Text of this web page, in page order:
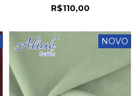
R$110,00
NOVO